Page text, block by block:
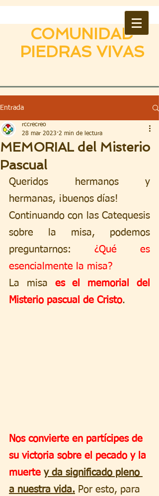
COMUNIDAD
PIEDRAS VIVAS
Entrada
MEMORIAL del Misterio
Pascual
rccrecreo
28 mar 2023 2 min de lectura
Queridos hermanos y
hermanas, ¡buenos días!
Continuando con las Catequesis
sobre la misa, podemos
preguntarnos: ¿Qué es
esencialmente la misa?
La misa es el memorial del
Misterio pascual de Cristo.
Nos convierte en partícipes de
su victoria sobre el pecado y la
muerte y da significado pleno
a nuestra vida. Por esto, para